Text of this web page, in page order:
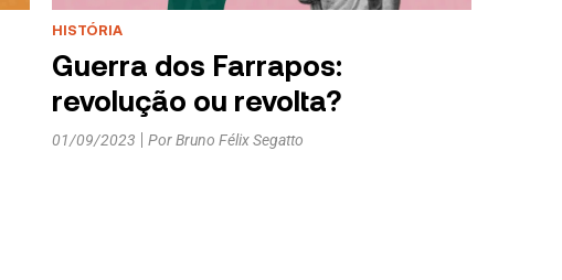
HISTÓRIA
Guerra dos Farrapos:
revolução ou revolta?
01/09/2023 PorBruno Félix Segatto